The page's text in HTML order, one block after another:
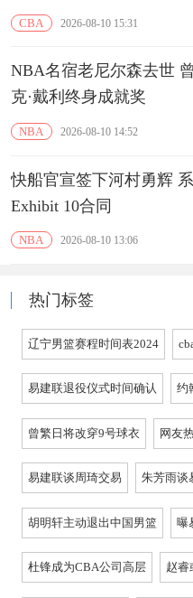
CBA 2026-08-10 15:31
NBA名宿老尼尔森去世
克·戴利终身成就奖
NBA 2026-08-10 14:52
快船官宣签下河村勇辉 系
Exhibit 10合同
NBA 2026-08-10 13:06
热门标签
辽宁男篮赛程时间表2024
易建联退役仪式时间确认 约
曾繁日将改穿9号球衣 网友
易建联谈周琦交易 朱芳雨谈
胡明轩主动退出中国男篮 曝
杜锋成为CBA公司高层 赵睿